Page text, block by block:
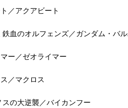
／アクアビート
血のオルフェンズ／ガンダム・バ
ー／ゼオライマー
／マクロス
スの大逆襲／バイカンフー